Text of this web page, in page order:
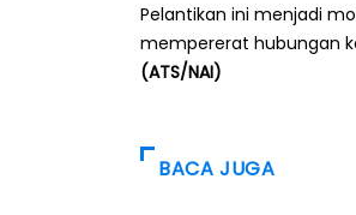
Pelantikan ini menjadi
mempererat hubungan
(ATS/NAI)
BACA JUGA